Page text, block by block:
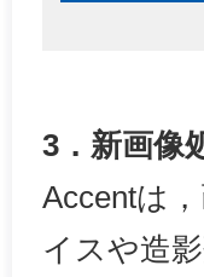
3．新画像
Accentは
イスや造